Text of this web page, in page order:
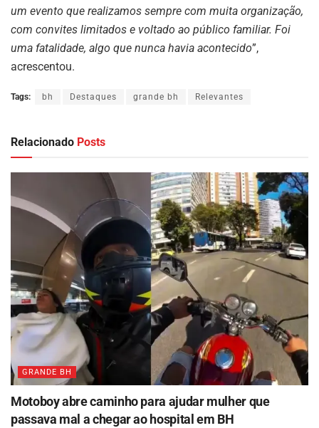
um evento que realizamos sempre com muita organização,
com convites limitados e voltado ao público familiar. Foi
uma fatalidade, algo que nunca havia acontecido”,
acrescentou.
Tags: bh Destaques grande bh Relevantes
Relacionado Posts
GRANDE BH
Motoboy abre caminho para ajudar mulher que
passava mal a chegar ao hospital em BH